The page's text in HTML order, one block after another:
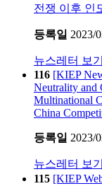
전쟁 이후 인
등록일 2023/
뉴스레터 보기
116 [KIEP
Neutrality and
Multinational
China
등록일 2023/
뉴스레터 보기
115 [KIEP